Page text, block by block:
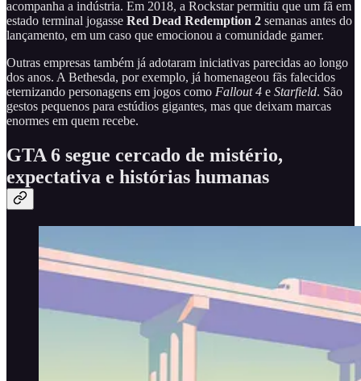
acompanha a indústria. Em 2018, a Rockstar permitiu que um fã em
estado terminal jogasse Red Dead Redemption 2 semanas antes do
lançamento, em um caso que emocionou a comunidade gamer.
Outras empresas também já adotaram iniciativas parecidas ao longo
dos anos. A Bethesda, por exemplo, já homenageou fãs falecidos
eternizando personagens em jogos como Fallout 4 e Starfield. São
gestos pequenos para estúdios gigantes, mas que deixam marcas
enormes em quem recebe.
GTA 6 segue cercado de mistério,
expectativa e histórias humanas